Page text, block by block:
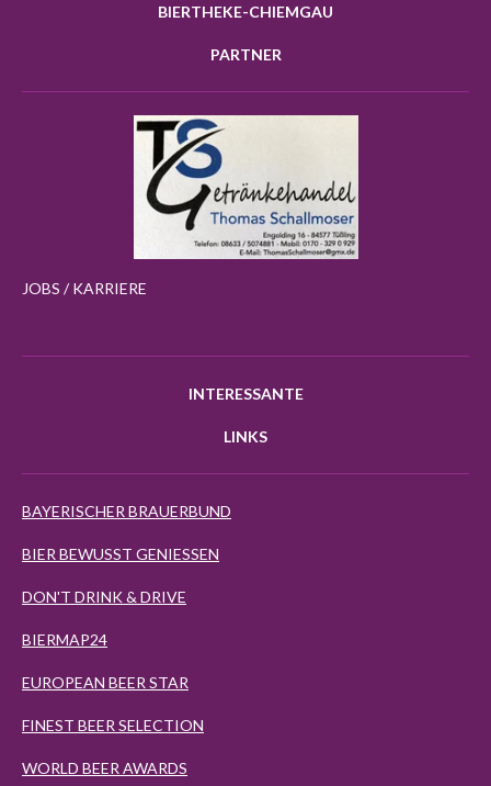
BIERTHEKE-CHIEMGAU
PARTNER
JOBS / KARRIERE
INTERESSANTE
LINKS
BAYERISCHER BRAUERBUND
BIER BEWUSST GENIESSEN
DON'T DRINK & DRIVE
BIERMAP24
EUROPEAN BEER STAR
FINEST BEER SELECTION
WORLD BEER AWARDS